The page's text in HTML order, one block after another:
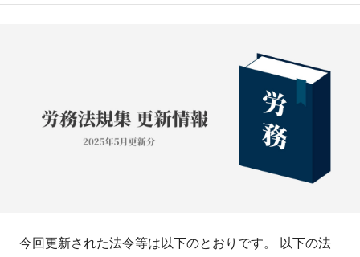
今回更新された法令等は以下のとおりです。 以下の法